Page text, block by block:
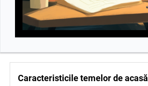
Caracteristicile temelor de acasă